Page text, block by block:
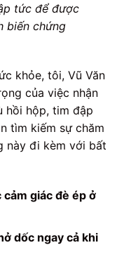
tức để được
biến chứng
khỏe, tôi, Vũ Văn
của việc nhận
hồi hộp, tim đập
tìm kiếm sự chăm
này đi kèm với bất
giác đè ép ở
dốc ngay cả khi